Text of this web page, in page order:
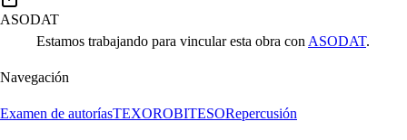
ASODAT
Estamos trabajando para vincular esta obra con ASODAT.
Navegación
Examen de autoríasTEXOROBITESORepercusión